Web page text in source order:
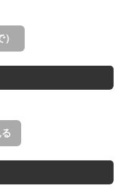
した無料Web版。
海ゲーム。
ルゲーム。